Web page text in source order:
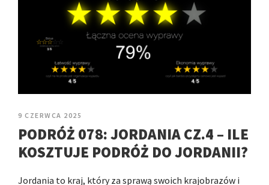
9 CZERWCA 2025
PODRÓŻ 078: JORDANIA CZ.4 – ILE
KOSZTUJE PODRÓŻ DO JORDANII?
Jordania to kraj, który za sprawą swoich krajobrazów i